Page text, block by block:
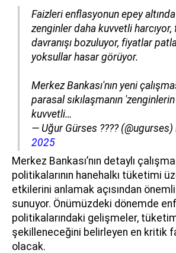
Faizleri enflasyonun epey
zenginler daha kuvvetli
davranışı bozuluyor, fiyatlar
yoksullar hasar görüyor.
Merkez Bankası'nın yeni
parasal sıkılaşmanın
kuvvetli…
— Uğur Gürses ???? (@ugurses)
2025
Merkez Bankası’nın detaylı
politikalarının hanehalkı tüketimi
etkilerini anlamak açısından
sunuyor. Önümüzdeki dönemde
politikalarındaki gelişmeler,
şekilleneceğini belirleyen en kritik
olacak.